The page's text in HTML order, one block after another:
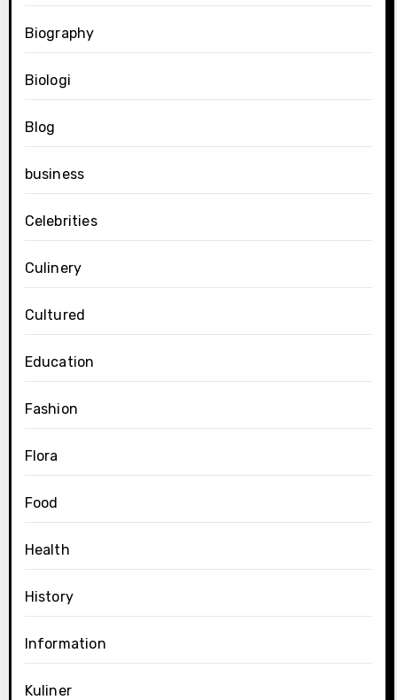
Biography
Biologi
Blog
business
Celebrities
Culinery
Cultured
Education
Fashion
Flora
Food
Health
History
Information
Kuliner